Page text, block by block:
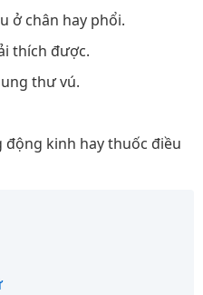
ở chân hay phổi.
thích được.
thư vú.
kinh hay thuốc điều